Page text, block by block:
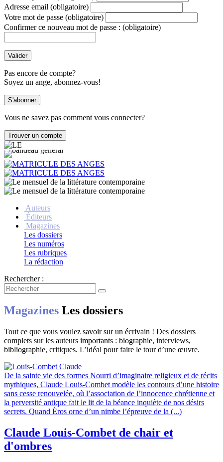
Adresse email (obligatoire)
Votre mot de passe (obligatoire)
Confirmer ce nouveau mot de passe : (obligatoire)
Pas encore de compte?
Soyez un ange, abonnez-vous!
Vous ne savez pas comment vous connecter?
Auteurs
Éditeurs
Magazines
Les dossiers
Les numéros
Les rubriques
La rédaction
Rechercher :
Magazines Les dossiers
Tout ce que vous voulez savoir sur un écrivain ! Des dossiers
complets sur les auteurs importants : biographie, interviews,
bibliographie, critiques. L’idéal pour faire le tour d’une œuvre.
De la sainte vie des formes Nourri d’imaginaire religieux et de récits
mythiques, Claude Louis-Combet modèle les contours d’une histoire
sans cesse renouvelée, où l’association de l’innocence chrétienne et
la perversité antique fait le lit de la béance inquiète de nos désirs
secrets. Quand Éros orne d’un nimbe l’épreuve de la (...)
Claude Louis-Combet de chair et
d'ombres